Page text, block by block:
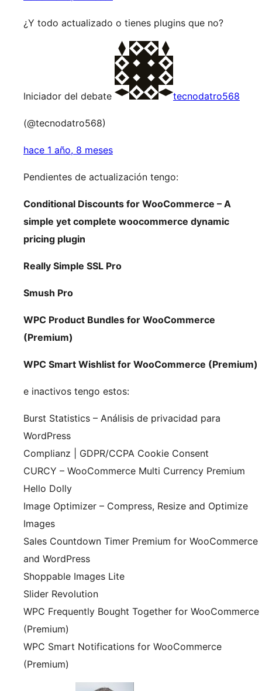
¿Y todo actualizado o tienes plugins que no?
Iniciador del debate tecnodatro568
(@tecnodatro568)
hace 1 año, 8 meses
Pendientes de actualización tengo:
Conditional Discounts for WooCommerce – A
simple yet complete woocommerce dynamic
pricing plugin
Really Simple SSL Pro
Smush Pro
WPC Product Bundles for WooCommerce
(Premium)
WPC Smart Wishlist for WooCommerce (Premium)
e inactivos tengo estos:
Burst Statistics – Análisis de privacidad para
WordPress
Complianz | GDPR/CCPA Cookie Consent
CURCY – WooCommerce Multi Currency Premium
Hello Dolly
Image Optimizer – Compress, Resize and Optimize
Images
Sales Countdown Timer Premium for WooCommerce
and WordPress
Shoppable Images Lite
Slider Revolution
WPC Frequently Bought Together for WooCommerce
(Premium)
WPC Smart Notifications for WooCommerce
(Premium)